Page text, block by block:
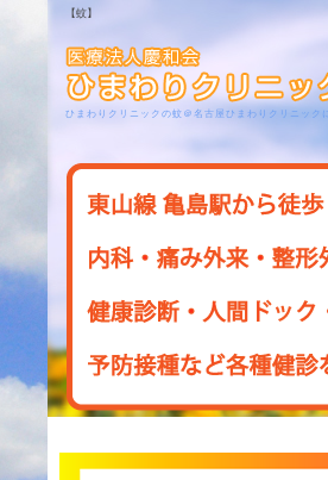
【蚊】
ひまわりクリニックの蚊＠名古屋ひまわりクリニック